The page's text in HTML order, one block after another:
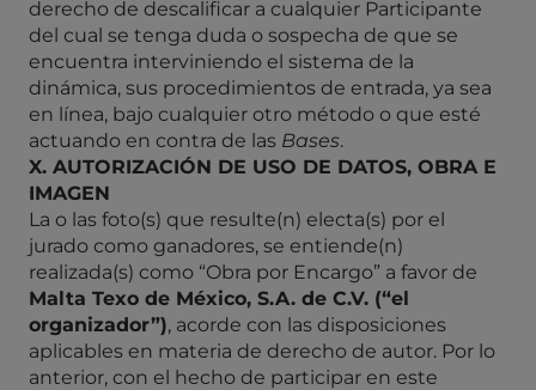
derecho de descalificar a cualquier Participante
del cual se tenga duda o sospecha de que se
encuentra interviniendo el sistema de la
dinámica, sus procedimientos de entrada, ya sea
en línea, bajo cualquier otro método o que esté
actuando en contra de las Bases.
X. AUTORIZACIÓN DE USO DE DATOS, OBRA E
IMAGEN
La o las foto(s) que resulte(n) electa(s) por el
jurado como ganadores, se entiende(n)
realizada(s) como “Obra por Encargo” a favor de
Malta Texo de México, S.A. de C.V. (“el
organizador”), acorde con las disposiciones
aplicables en materia de derecho de autor. Por lo
anterior, con el hecho de participar en este